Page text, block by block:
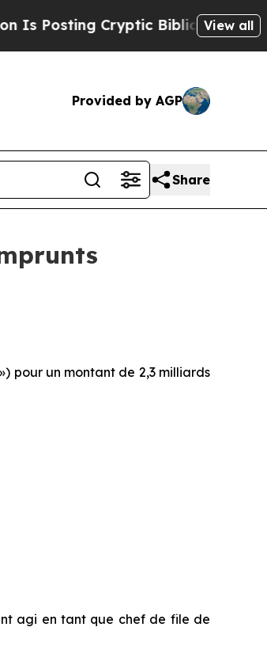
Biblical Messages on Social
View all
Provided by AGP
Share
pour un montant de 2,3 milliards
agi en tant que chef de file de